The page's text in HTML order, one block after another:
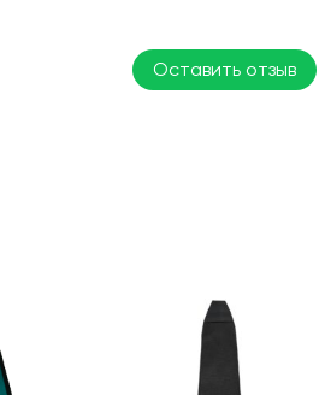
Оставить отзыв